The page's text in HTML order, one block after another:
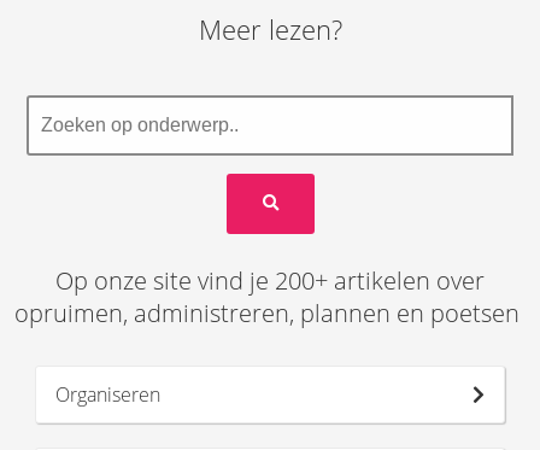
Meer lezen?
Op onze site vind je 200+ artikelen over
opruimen, administreren, plannen en poetsen
Organiseren